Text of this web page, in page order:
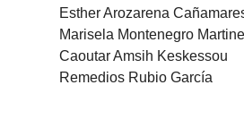
Esther Arozarena
Marisela Montenegro
Caoutar Amsih Keskessou
Remedios Rubio García